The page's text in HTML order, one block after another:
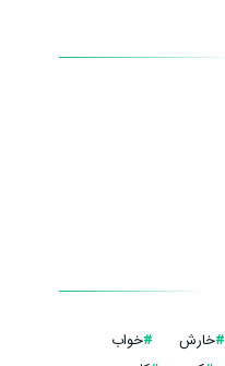
#خارش #خواب